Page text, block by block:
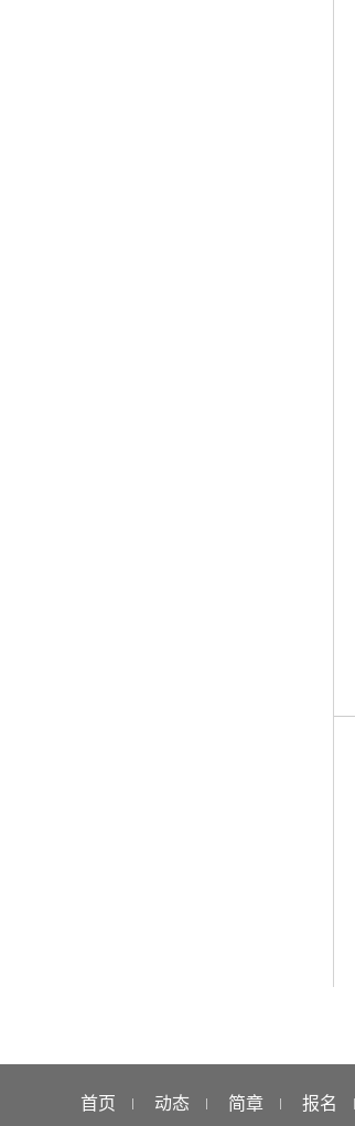
首页 动态 简章 报名